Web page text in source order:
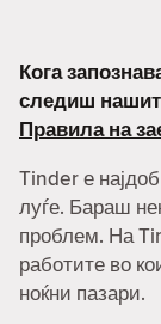
Кога
следиш
Правила на
Tinder е
луѓе. Бараш
проблем. На
работите во
ноќни пазари.